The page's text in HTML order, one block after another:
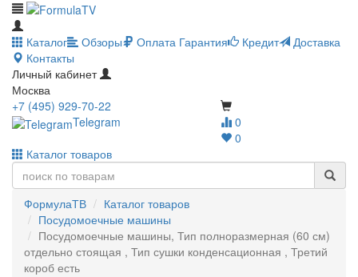
Каталог Обзоры Оплата Гарантия Кредит
Доставка
Контакты
Личный кабинет
Москва
0
0
+7 (495) 929-70-22
Telegram
Каталог товаров
ФормулаТВ
Каталог товаров
Посудомоечные машины
Посудомоечные машины, Тип полноразмерная (60 см)
отдельно стоящая , Тип сушки конденсационная , Третий
короб есть